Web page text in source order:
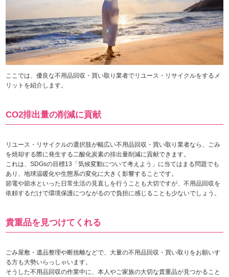
ここでは、優良な不用品回収・買い取り業者でリユース・リサイクルをするメ
リットを紹介します。
CO2排出量の削減に貢献
リユース・リサイクルの選択肢が幅広い不用品回収・買い取り業者なら、ごみ
を焼却する際に発生する二酸化炭素の排出量削減に貢献できます。
これは、SDGsの目標13「気候変動について考えよう」に当てはまる問題でも
あり、地球温暖化や生態系の変化に大きく影響することです。
節電や節水といった日常生活の見直しを行うことも大切ですが、不用品回収を
依頼するだけで環境保護につながるので負担に感じることも少ないでしょう。
貴重品を見つけてくれる
ごみ屋敷・遺品整理や断捨離などで、大量の不用品回収・買い取りをお願いす
る方も大勢いらっしゃいます。
そうした不用品回収の作業中に、本人やご家族の大切な貴重品が見つかること